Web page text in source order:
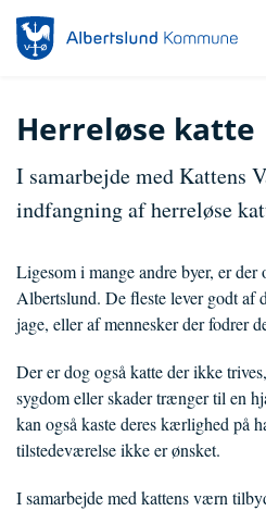
Herreløse katte
I samarbejde med Kattens
indfangning af herreløse
Ligesom i mange andre byer, er der
Albertslund. De fleste lever godt af
jage, eller af mennesker der fodrer
Der er dog også katte der ikke
sygdom eller skader trænger til en
kan også kaste deres kærlighed på
tilstedeværelse ikke er ønsket.
I samarbejde med kattens værn